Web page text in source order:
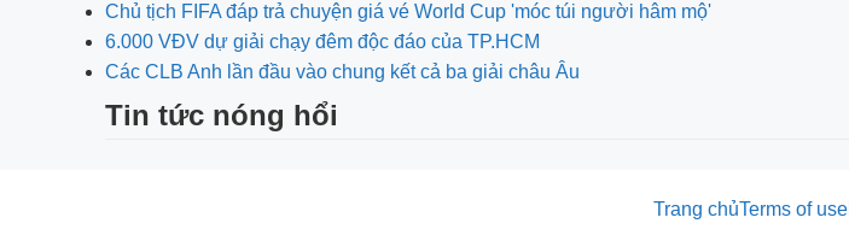
Chủ tịch FIFA đáp trả chuyện giá vé World Cup 'móc túi người hâm mộ'
6.000 VĐV dự giải chạy đêm độc đáo của TP.HCM
Các CLB Anh lần đầu vào chung kết cả ba giải châu Âu
Tin tức nóng hổi
Trang chủTerms of use